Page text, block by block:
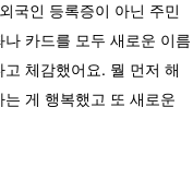
국인 등록증이 아닌 주민
카드를 모두 새로운 이름
체감했어요. 뭘 먼저 해
게 행복했고 또 새로운